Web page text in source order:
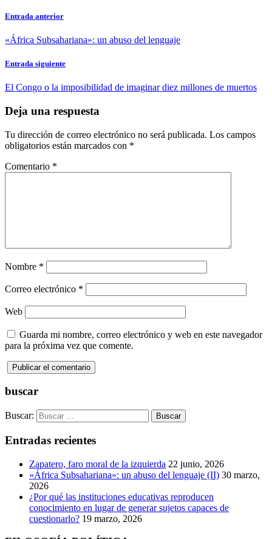
Entrada anterior
«África Subsahariana»: un abuso del lenguaje
Entrada siguiente
El Congo o la imposibilidad de imaginar diez millones de muertos
Deja una respuesta
Tu dirección de correo electrónico no será publicada. Los campos
obligatorios están marcados con *
Comentario *
Nombre *
Correo electrónico *
Web
Guarda mi nombre, correo electrónico y web en este navegador
para la próxima vez que comente.
buscar
Buscar:
Entradas recientes
Zapatero, faro moral de la izquierda 22 junio, 2026
«África Subsahariana»: un abuso del lenguaje (II) 30 marzo,
2026
¿Por qué las instituciones educativas reproducen
conocimiento en lugar de generar sujetos capaces de
cuestionarlo? 19 marzo, 2026